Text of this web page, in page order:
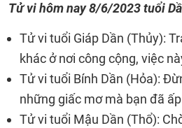
Tử vi hôm nay 8/6/2023 tuổi
Tử vi tuổi Giáp Dần (Thủy):
khác ở nơi công cộng, việc
Tử vi tuổi Bính Dần (Hỏa):
những giấc mơ mà bạn đã
Tử vi tuổi Mậu Dần (Thổ):